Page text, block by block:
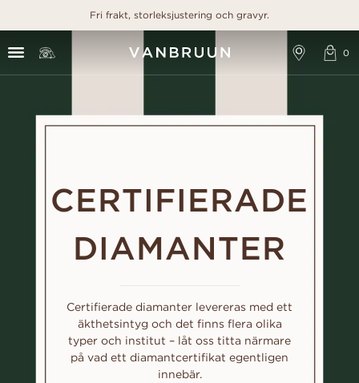
Fri frakt, storleksjustering och gravyr.
CERTIFIERADE
DIAMANTER
Certifierade diamanter levereras med ett
äkthetsintyg och det finns flera olika
typer och institut – låt oss titta närmare
på vad ett diamantcertifikat egentligen
innebär.